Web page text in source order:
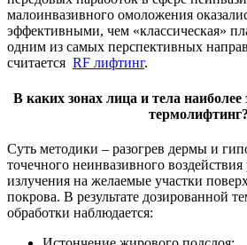
малоинвазивного омоложения
эффективными, чем «классическая»
одним из самых перспективных
считается RF лифтинг.
В каких зонах лица и тела
термолифтинг?
Суть методики – разогрев дермы и
точечного неинвазивного воздействия
излучения на желаемые участки
покрова. В результате дозированной
обработки наблюдается: